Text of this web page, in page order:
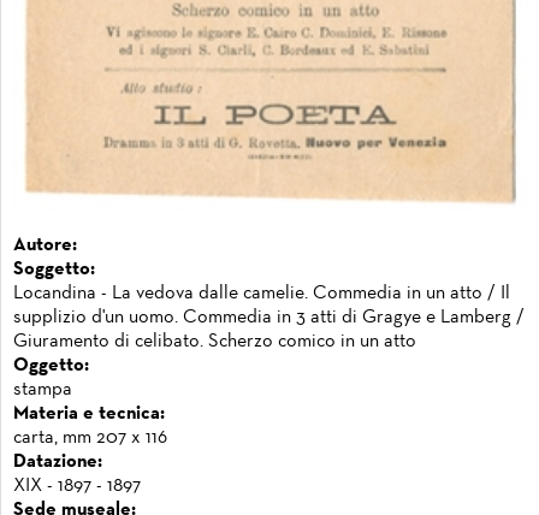
Autore:
Soggetto:
Locandina - La vedova dalle camelie. Commedia in un atto / Il
supplizio d'un uomo. Commedia in 3 atti di Gragye e Lamberg /
Giuramento di celibato. Scherzo comico in un atto
Oggetto:
stampa
Materia e tecnica:
carta, mm 207 x 116
Datazione:
XIX - 1897 - 1897
Sede museale: